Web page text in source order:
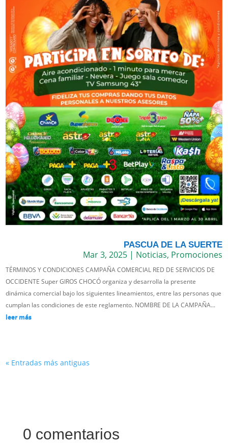
PASCUA DE LA SUERTE
Mar 3, 2025| Noticias, Promociones
TÉRMINOS Y CONDICIONES CAMPAÑA COMERCIAL RED DE SERVICIOS DE
OCCIDENTE Super GIROS CHOCÓ organiza y desarrolla la presente
dinámica comercial bajo los siguientes lineamientos, entre las personas que
cumplan las condiciones de este reglamento. NOMBRE DE LA CAMPAÑA...
leer más
« Entradas más antiguas
0 comentarios